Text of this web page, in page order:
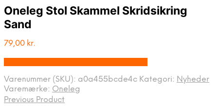
Oneleg Stol Skammel Skridsikring
Sand
79,00 kr.
Varenummer (SKU): a0a455bcde4c Kategori: Nyheder
Varemærke: Oneleg
Previous Product